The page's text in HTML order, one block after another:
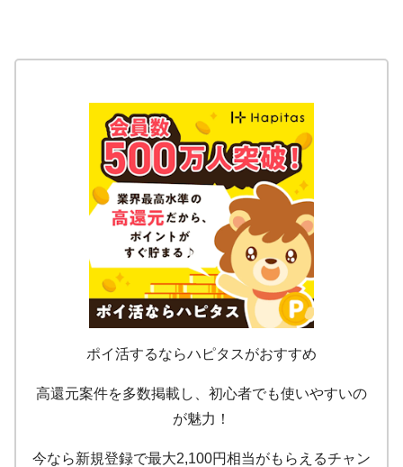
ポイ活するならハピタスがおすすめ
高還元案件を多数掲載し、初心者でも使いやすいの
が魅力！
今なら新規登録で最大2,100円相当がもらえるチャン